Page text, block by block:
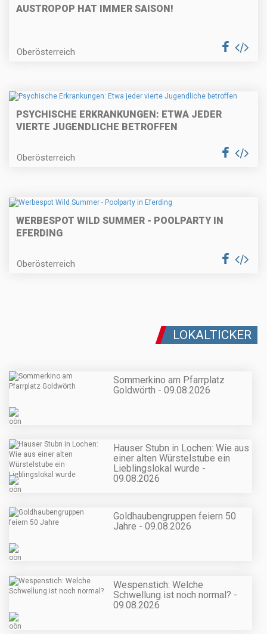
AUSTROPOP HAT IMMER SAISON!
Oberösterreich
PSYCHISCHE ERKRANKUNGEN: ETWA JEDER
VIERTE JUGENDLICHE BETROFFEN
Oberösterreich
WERBESPOT WILD SUMMER - POOLPARTY IN
EFERDING
Oberösterreich
LOKALTICKER
Sommerkino am Pfarrplatz
Goldwörth - 09.08.2026
Hauser Stubn in Lochen: Wie aus
einer alten Würstelstube ein
Lieblingslokal wurde -
09.08.2026
Goldhaubengruppen feiern 50
Jahre - 09.08.2026
Wespenstich: Welche
Schwellung ist noch normal? -
09.08.2026